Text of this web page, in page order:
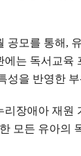
공모를 통해 ,
에는 독서교육
성을 반영한
리장애아 재원
모든 유아의